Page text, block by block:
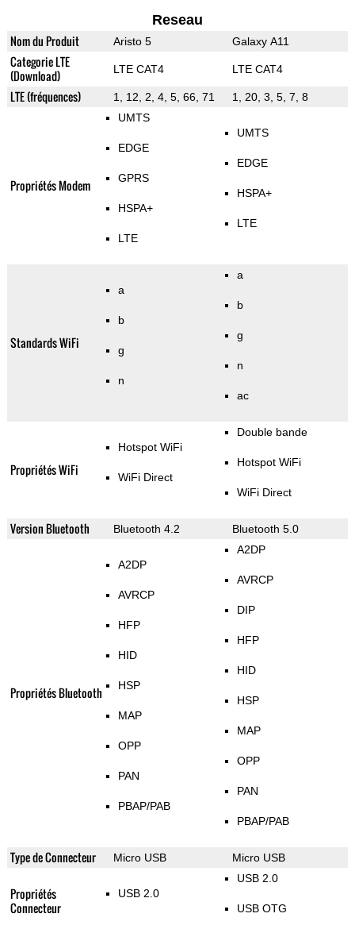
Reseau
Nom du Produit Aristo 5 Galaxy A11
Categorie LTE
(Download)
LTE CAT4 LTE CAT4
LTE (fréquences) 1, 12, 2, 4, 5, 66, 71 1, 20, 3, 5, 7, 8
Propriétés Modem
UMTS
EDGE
GPRS
HSPA+
LTE
UMTS
EDGE
HSPA+
LTE
Standards WiFi
a
b
g
n
a
b
g
n
ac
Propriétés WiFi
Hotspot WiFi
WiFi Direct
Double bande
Hotspot WiFi
WiFi Direct
Version Bluetooth Bluetooth 4.2 Bluetooth 5.0
Propriétés Bluetooth
A2DP
AVRCP
HFP
HID
HSP
MAP
OPP
PAN
PBAP/PAB
A2DP
AVRCP
DIP
HFP
HID
HSP
MAP
OPP
PAN
PBAP/PAB
Type de Connecteur Micro USB Micro USB
Propriétés
Connecteur
USB 2.0
USB 2.0
USB OTG